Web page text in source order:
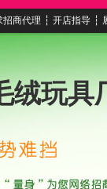
招商代理 ┆ 开店指导 ┆
绒玩具